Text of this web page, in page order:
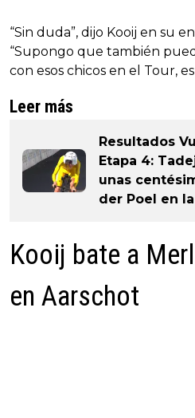
“Sin duda”, dijo Kooij en su
“Supongo que también
con esos chicos en el Tour,
Leer más
Resultados
Etapa 4:
unas
der Poel en
Kooij bate a
en Aarschot